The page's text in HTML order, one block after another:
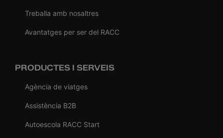
Treballa amb nosaltres
Avantatges per ser del RACC
PRODUCTES I SERVEIS
Agència de viatges
Assistència B2B
Autoescola RACC Start